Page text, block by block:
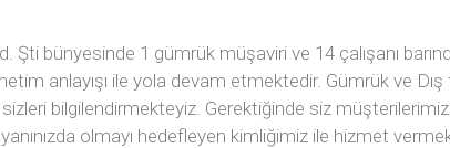
bünyesinde 1 gümrük müşaviri ve 14 çalışanı
anlayışı ile yola devam etmektedir. Gümrük ve
bilgilendirmekteyiz. Gerektiğinde siz
olmayı hedefleyen kimliğimiz ile hizmet